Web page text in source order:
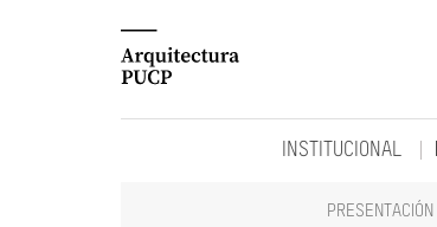
INSTITUCIONAL
PRESENTACIÓN